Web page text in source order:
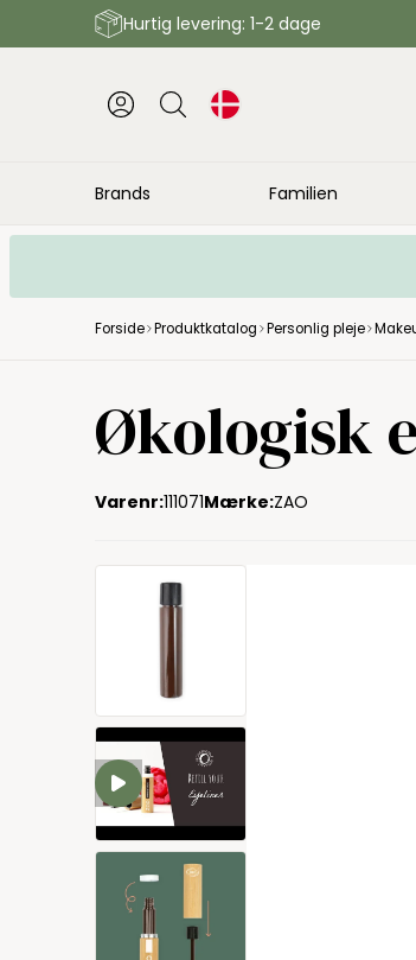
Hurtig levering: 1-2 dage
Brands Familien
Forside Produktkatalog Personlig pleje
Økologisk
Varenr:111071Mærke:ZAO